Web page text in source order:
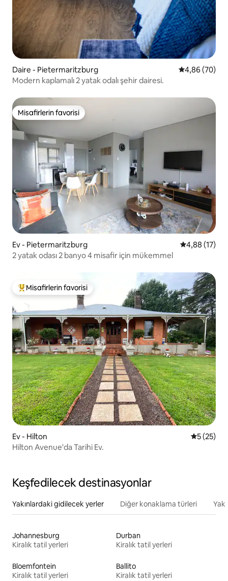
Daire - Pietermaritzburg 5 üzerinden
4,86 (70)
Modern kaplamalı 2 yatak odalı şehir dairesi.
Misafirlerin favorisi
Misafirlerin favorisi
Ev - Pietermaritzburg 5 üzerinden
4,88 (17)
2 yatak odası 2 banyo 4 misafir için mükemmel
Misafirlerin favorilerinden en beğenilenler arasında
Misafirlerin favorisi
Ev - Hilton 55 (25)
Hilton Avenue'da Tarihi Ev.
Keşfedilecek destinasyonlar
Yakınlardaki gidilecek yerler Diğer konaklama türleri
Johannesburg
Kiralık tatil yerleri
Durban
Kiralık tatil yerleri
Bloemfontein
Kiralık tatil yerleri
Ballito
Kiralık tatil yerleri